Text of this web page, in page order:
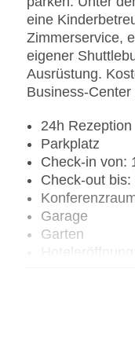
eine
Zimmerservice,
eigener
Ausrüstung.
Business-
24h Rezeption
Parkplatz
Check-in von:
Check-out
Garage
Garten